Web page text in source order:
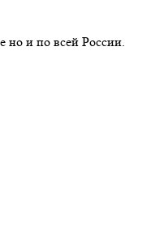
но и по всей России.